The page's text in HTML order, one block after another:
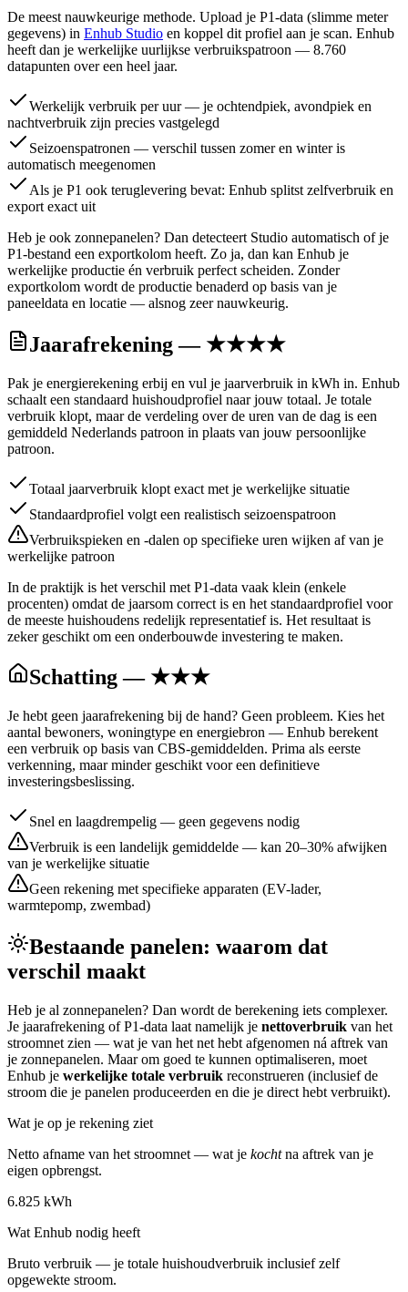
De meest nauwkeurige methode. Upload je P1-data (slimme meter
gegevens) in Enhub Studio en koppel dit profiel aan je scan. Enhub
heeft dan je werkelijke uurlijkse verbruikspatroon — 8.760
datapunten over een heel jaar.
Werkelijk verbruik per uur — je ochtendpiek, avondpiek en
nachtverbruik zijn precies vastgelegd
Seizoenspatronen — verschil tussen zomer en winter is
automatisch meegenomen
Als je P1 ook teruglevering bevat: Enhub splitst zelfverbruik en
export exact uit
Heb je ook zonnepanelen? Dan detecteert Studio automatisch of je
P1-bestand een exportkolom heeft. Zo ja, dan kan Enhub je
werkelijke productie én verbruik perfect scheiden. Zonder
exportkolom wordt de productie benaderd op basis van je
paneeldata en locatie — alsnog zeer nauwkeurig.
Jaarafrekening — ★★★★
Pak je energierekening erbij en vul je jaarverbruik in kWh in. Enhub
schaalt een standaard huishoudprofiel naar jouw totaal. Je totale
verbruik klopt, maar de verdeling over de uren van de dag is een
gemiddeld Nederlands patroon in plaats van jouw persoonlijke
patroon.
Totaal jaarverbruik klopt exact met je werkelijke situatie
Standaardprofiel volgt een realistisch seizoenspatroon
Verbruikspieken en -dalen op specifieke uren wijken af van je
werkelijke patroon
In de praktijk is het verschil met P1-data vaak klein (enkele
procenten) omdat de jaarsom correct is en het standaardprofiel voor
de meeste huishoudens redelijk representatief is. Het resultaat is
zeker geschikt om een onderbouwde investering te maken.
Schatting — ★★★
Je hebt geen jaarafrekening bij de hand? Geen probleem. Kies het
aantal bewoners, woningtype en energiebron — Enhub berekent
een verbruik op basis van CBS-gemiddelden. Prima als eerste
verkenning, maar minder geschikt voor een definitieve
investeringsbeslissing.
Snel en laagdrempelig — geen gegevens nodig
Verbruik is een landelijk gemiddelde — kan 20–30% afwijken
van je werkelijke situatie
Geen rekening met specifieke apparaten (EV-lader,
warmtepomp, zwembad)
Bestaande panelen: waarom dat
verschil maakt
Heb je al zonnepanelen? Dan wordt de berekening iets complexer.
Je jaarafrekening of P1-data laat namelijk je nettoverbruik van het
stroomnet zien — wat je van het net hebt afgenomen ná aftrek van
je zonnepanelen. Maar om goed te kunnen optimaliseren, moet
Enhub je werkelijke totale verbruik reconstrueren (inclusief de
stroom die je panelen produceerden en die je direct hebt verbruikt).
Wat je op je rekening ziet
Netto afname van het stroomnet — wat je kochtna aftrek van je
eigen opbrengst.
6.825 kWh
Wat Enhub nodig heeft
Bruto verbruik — je totale huishoudverbruik inclusief zelf
opgewekte stroom.